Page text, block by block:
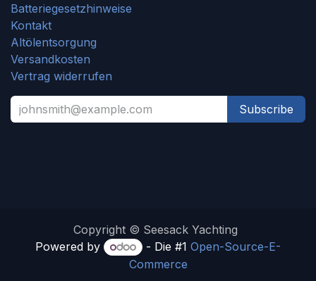
Batteriegesetzhinweise
Kontakt
Altölentsorgung
Versandkosten
Vertrag widerrufen
Subscribe
Copyright © Seesack Yachting
Powered by
- Die #1 Open-Source-E-
Commerce